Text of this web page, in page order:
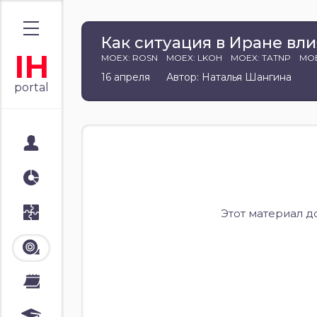
IH
portal
Лента
Как ситуация в Иране
MOEX: ROSN MOEX: LKOH MOEX: TATNP
16 апреля Автор: Наталья Шангина
Этот материал